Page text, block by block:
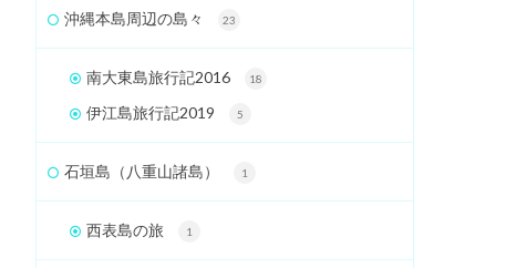
沖縄本島周辺の島々 23
南大東島旅行記2016 18
伊江島旅行記2019 5
石垣島（八重山諸島） 1
西表島の旅 1